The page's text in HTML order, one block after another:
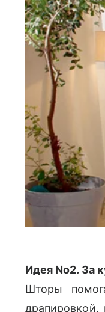
Идея No2. За
Шторы